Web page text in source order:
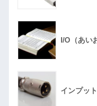
I/O（あい
インプッ